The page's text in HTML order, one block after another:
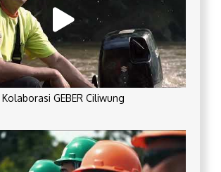
Kolaborasi GEBER Ciliwung